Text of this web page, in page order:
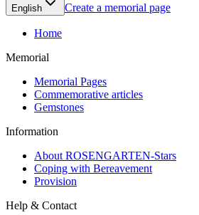
English Create a memorial page
Home
Memorial
Memorial Pages
Commemorative articles
Gemstones
Information
About ROSENGARTEN-Stars
Coping with Bereavement
Provision
Help & Contact